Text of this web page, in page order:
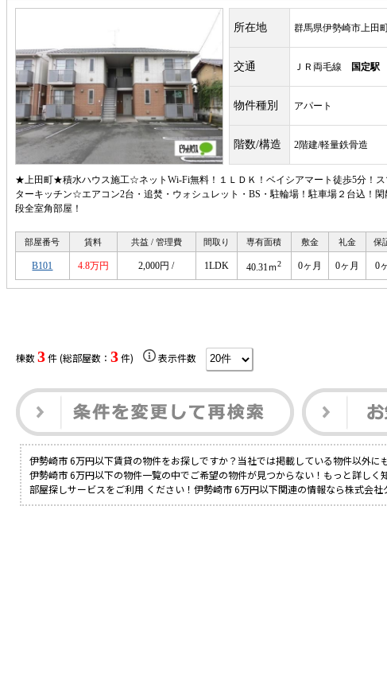
所在地 群馬県伊勢崎市上田
交通 ＪＲ両毛線 国定駅
物件種別 アパート
階数/構造 2階建/軽量鉄骨造
★上田町★積水ハウス施工☆ネットWi-Fi無料！１ＬＤＫ！ベイシアマート徒歩5分！
ターキッチン☆エアコン2台・追焚・ウォシュレット・BS・駐輪場！駐車場２台込！
段全室角部屋！
部屋番号 賃料 共益 / 管理費 間取り 専有面積 敷金 礼金 保
B101 4.8万円 2,000円 / 1LDK 40.31ｍ2 0ヶ月 0ヶ月 0
棟数3件 (総部屋数：3件) 表示件数
伊勢崎市 6万円以下賃貸の物件をお探しですか？当社では掲載している物件以外に
伊勢崎市 6万円以下の物件一覧の中でご希望の物件が見つからない！もっと詳しく
部屋探しサービスをご利用 ください！伊勢崎市 6万円以下関連の情報なら株式会社